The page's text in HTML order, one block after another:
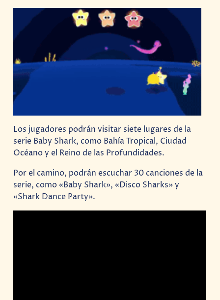
Los jugadores podrán visitar siete lugares de la
serie Baby Shark, como Bahía Tropical, Ciudad
Océano y el Reino de las Profundidades.
Por el camino, podrán escuchar 30 canciones de la
serie, como «Baby Shark», «Disco Sharks» y
«Shark Dance Party».